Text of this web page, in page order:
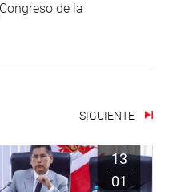
de la
SIGUIENTE
13
01